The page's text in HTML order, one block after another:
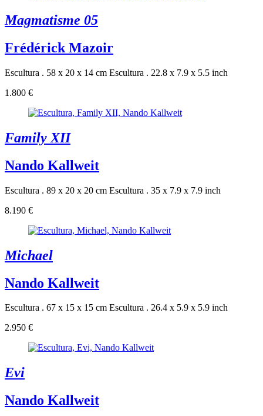
Magmatisme 05
Frédérick Mazoir
Escultura . 58 x 20 x 14 cm Escultura . 22.8 x 7.9 x 5.5 inch
1.800 €
Family XII
Nando Kallweit
Escultura . 89 x 20 x 20 cm Escultura . 35 x 7.9 x 7.9 inch
8.190 €
Michael
Nando Kallweit
Escultura . 67 x 15 x 15 cm Escultura . 26.4 x 5.9 x 5.9 inch
2.950 €
Evi
Nando Kallweit